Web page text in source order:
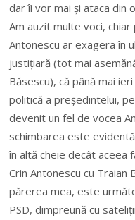
dar îi vor mai și ataca din
Am auzit multe voci,
Antonescu ar exagera în
justițiară (tot mai
Băsescu), că până mai
politică a președintelui,
devenit un fel de vocea
schimbarea este
în altă cheie decât aceea
Crin Antonescu cu Traian
părerea mea, este
PSD, dimpreună cu